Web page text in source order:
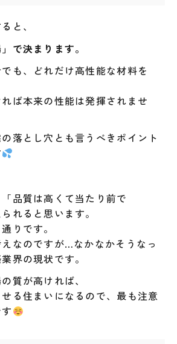
と、
で決まります。
も、どれだけ高性能な材料を
ば本来の性能は発揮されませ
落とし穴とも言うべきポイント
品質は高くて当たり前で
れると思います。
りです。
なのですが…なかなかそうなっ
界の現状です。
質が高ければ、
る住まいになるので、最も注意